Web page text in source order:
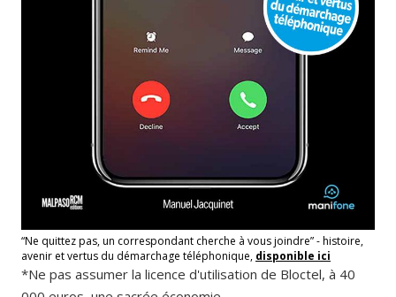
“Ne quittez pas, un correspondant cherche à vous joindre” - histoire,
avenir et vertus du démarchage téléphonique, disponible ici
*Ne pas assumer la licence d'utilisation de Bloctel, à 40